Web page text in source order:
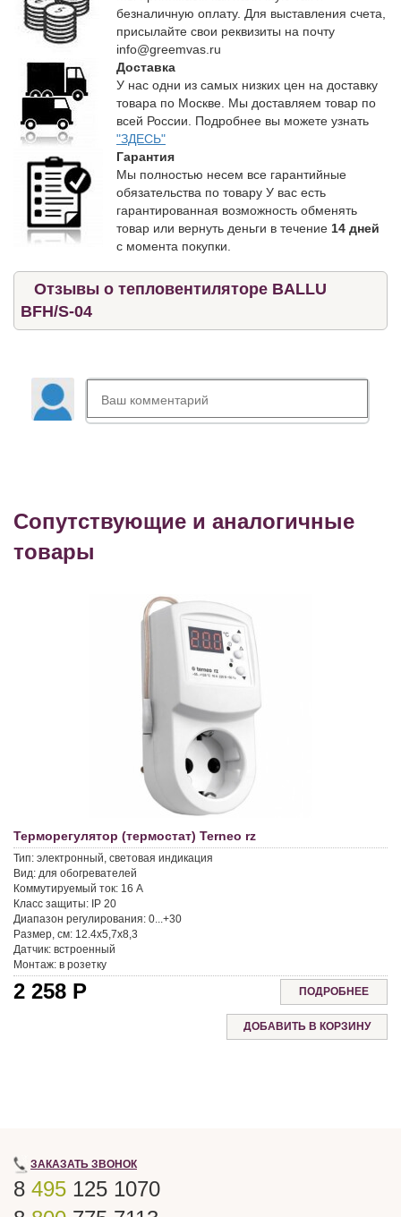
безналичную оплату. Для выставления счета,
присылайте свои реквизиты на почту
info@greemvas.ru
Доставка
У нас одни из самых низких цен на доставку
товара по Москве. Мы доставляем товар по
всей России. Подробнее вы можете узнать
"ЗДЕСЬ"
Гарантия
Мы полностью несем все гарантийные
обязательства по товару У вас есть
гарантированная возможность обменять
товар или вернуть деньги в течение 14 дней
с момента покупки.
Отзывы о тепловентиляторе BALLU
BFH/S-04
Сопутствующие и аналогичные
товары
Терморегулятор (термостат) Terneo rz
Тип: электронный, световая индикация
Вид: для обогревателей
Коммутируемый ток: 16 A
Класс защиты: IP 20
Диапазон регулирования: 0...+30
Размер, см: 12.4x5,7x8,3
Датчик: встроенный
Монтаж: в розетку
2 258 Р ПОДРОБНЕЕ
ЗАКАЗАТЬ ЗВОНОК
8 495 125 1070